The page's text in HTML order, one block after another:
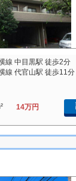
線 中目黒駅 徒歩2分
線 代官山駅 徒歩11分
14万円